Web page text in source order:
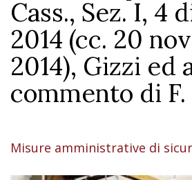
Cass., Sez. I, 4
2014 (cc. 20
2014), Gizzi ed
commento di F.
Misure amministrative di